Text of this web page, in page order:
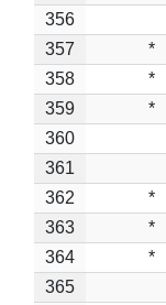
356
357
*
358
*
359
*
360
361
362
*
363
*
364
*
365